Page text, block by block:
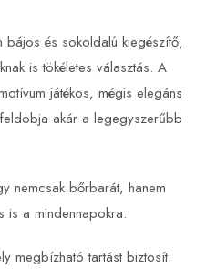
bájos és sokoldalú kiegészítő,
is tökéletes választás. A
játékos, mégis elegáns
akár a legegyszerűbb
nemcsak bőrbarát, hanem
is a mindennapokra.
megbízható tartást biztosít